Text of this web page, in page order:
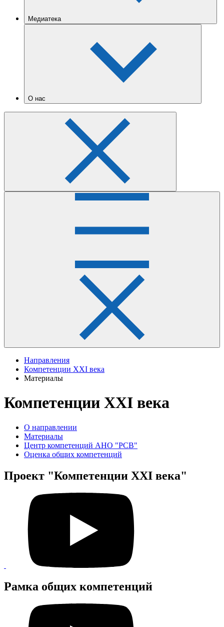
Медиатека
О нас
Направления
Компетенции XXI века
Материалы
Компетенции XXI века
О направлении
Материалы
Центр компетенций АНО "РСВ"
Оценка общих компетенций
Проект "Компетенции XXI века"
Рамка общих компетенций